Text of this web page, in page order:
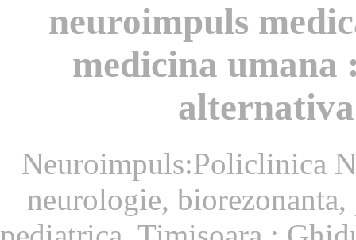
neuroimpuls
medicina umana
Neuroimpuls:Policlinica
neurologie,